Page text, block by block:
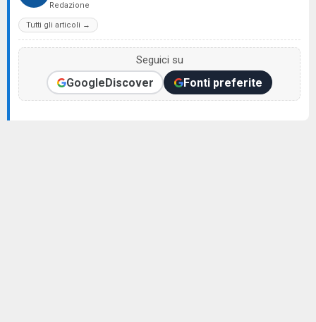
Redazione
Tutti gli articoli →
Seguici su
GoogleDiscover Fonti preferite